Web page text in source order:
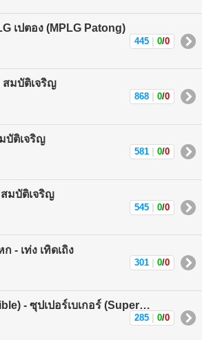
เปตอง (MPLG Patong)
445 0/0
สมบัติเจริญ
868 0/0
บัติเจริญ
581 0/0
มบัติเจริญ
545 0/0
- เท่ง เทิดเถิง
301 0/0
มนุษย์ล่องหน (Invisible) - ซุปเปอร์เบเกอร์ (Superbaker)
285 0/0